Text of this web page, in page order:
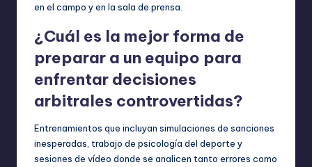
en el campo y en la sala de prensa.
¿Cuál es la mejor forma de
preparar a un equipo para
enfrentar decisiones
arbitrales controvertidas?
Entrenamientos que incluyan simulaciones de sanciones
inesperadas, trabajo de psicología del deporte y
sesiones de vídeo donde se analicen tanto errores como